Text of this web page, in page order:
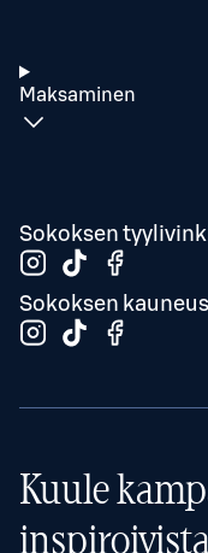
Maksaminen
Sokoksen
Sokoksen
Kuule